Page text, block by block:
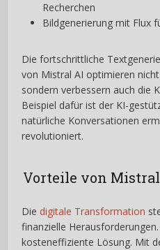
Recherchen
Bildgenerierung mit Flux
Die fortschrittliche
von Mistral AI optimieren
sondern verbessern auch die
Beispiel dafür ist der KI-
natürliche Konversationen
revolutioniert.
Vorteile von
Die digitale Transformation
finanzielle
kosteneffiziente Lösung. Mit